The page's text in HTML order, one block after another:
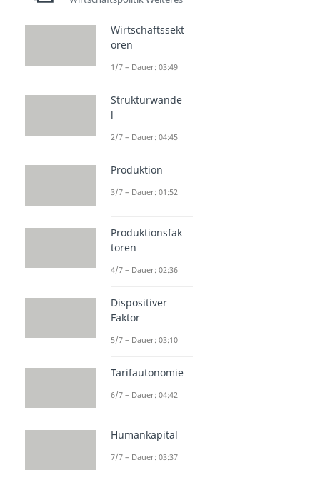
Wirtschaftssekt
oren
1/7 – Dauer: 03:49
Strukturwande
l
2/7 – Dauer: 04:45
Produktion
3/7 – Dauer: 01:52
Produktionsfak
toren
4/7 – Dauer: 02:36
Dispositiver
Faktor
5/7 – Dauer: 03:10
Tarifautonomie
6/7 – Dauer: 04:42
Humankapital
7/7 – Dauer: 03:37